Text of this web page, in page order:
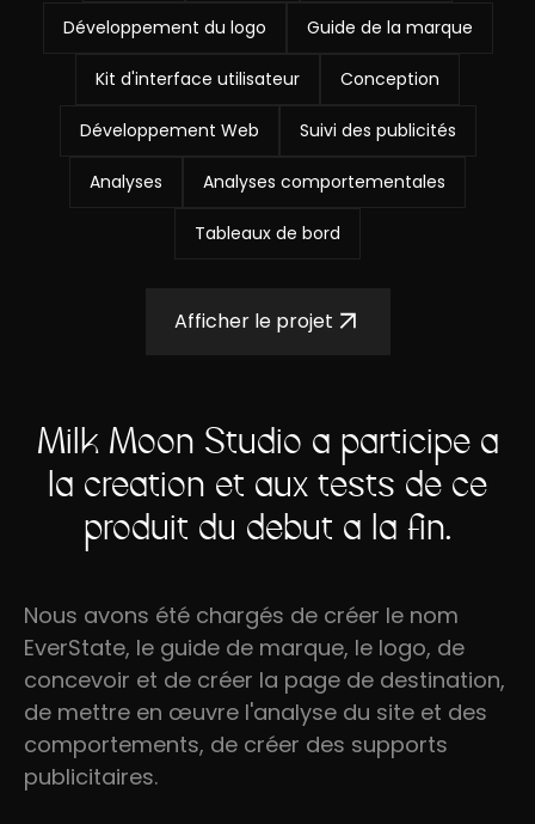
Développement du logo Guide de la marque
Kit d'interface utilisateur Conception
Développement Web Suivi des publicités
Analyses Analyses comportementales
Tableaux de bord
Afficher le projet
Milk Moon Studio a participé à
la création et aux tests de ce
produit du début à la fin.
Nous avons été chargés de créer le nom
EverState, le guide de marque, le logo, de
concevoir et de créer la page de destination,
de mettre en œuvre l'analyse du site et des
comportements, de créer des supports
publicitaires.